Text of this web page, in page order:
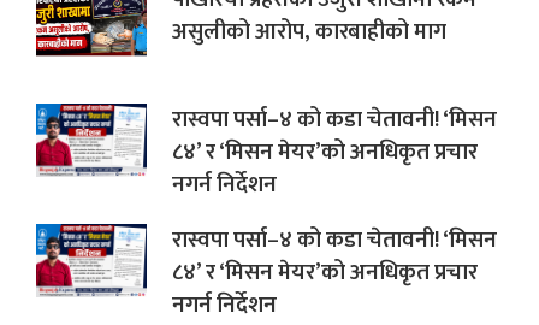
असुलीको आरोप, कारबाहीको माग
रास्वपा पर्सा–४ को कडा चेतावनी! ‘मिसन
८४’ र ‘मिसन मेयर’को अनधिकृत प्रचार
नगर्न निर्देशन
रास्वपा पर्सा–४ को कडा चेतावनी! ‘मिसन
८४’ र ‘मिसन मेयर’को अनधिकृत प्रचार
नगर्न निर्देशन